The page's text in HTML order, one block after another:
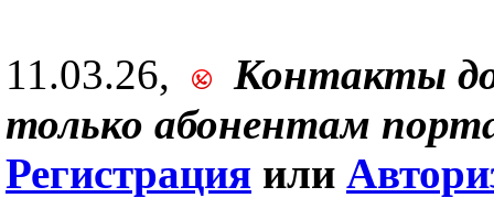
11.03.26,
Контакты
только абонентам
Регистрация или